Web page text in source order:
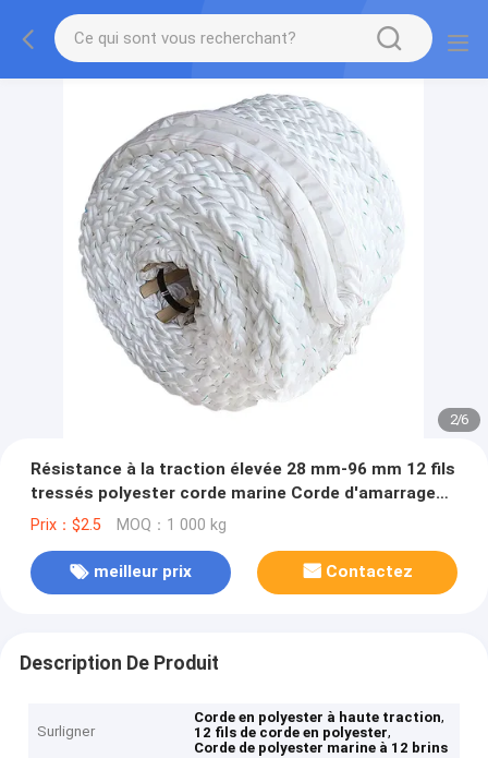
2/6
Résistance à la traction élevée 28 mm-96 mm 12 fils
tressés polyester corde marine Corde d'amarrage
de navire en gros
Prix：$2.5 MOQ：1 000 kg
meilleur prix Contactez
Description De Produit
Surligner
Corde en polyester à haute traction,
12 fils de corde en polyester,
Corde de polyester marine à 12 brins